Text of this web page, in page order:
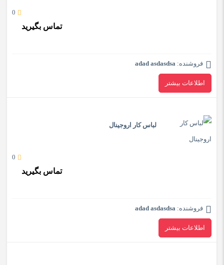
0
تماس بگیرید
فروشنده: adad asdasdsa
اطلاعات بیشتر
لباس کار اروجینال
0
تماس بگیرید
فروشنده: adad asdasdsa
اطلاعات بیشتر